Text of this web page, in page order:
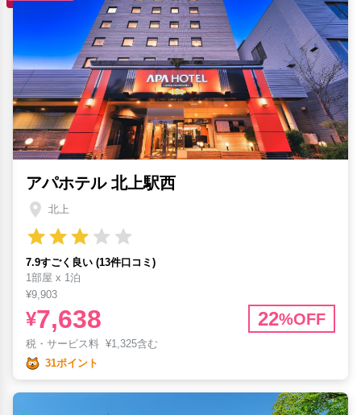
アパホテル 北上駅西
北上
7.9すごく良い (13件口コミ)
1部屋 x 1泊
¥9,903
¥7,638 22%OFF
税・サービス料 ¥1,325含む
31ポイント